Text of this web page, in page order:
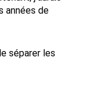
années de
séparer les